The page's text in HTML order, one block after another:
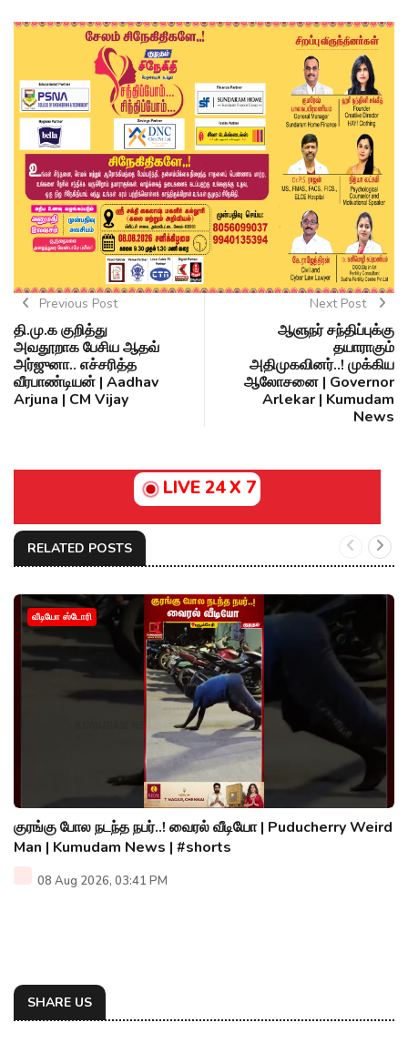
Previous Post
தி.மு.க குறித்து
அவதூறாக பேசிய ஆதவ்
அர்ஜுனா.. எச்சரித்த
வீரபாண்டியன் | Aadhav
Arjuna | CM Vijay
Next Post
ஆளுநர் சந்திப்புக்கு
தயாராகும்
அதிமுகவினர்..! முக்கிய
ஆலோசனை | Governor
Arlekar | Kumudam
News
LIVE 24 X 7
RELATED POSTS
வீடியோ ஸ்டோரி
குரங்கு போல நடந்த நபர்..! வைரல் வீடியோ | Puducherry Weird
Man | Kumudam News | #shorts
08 Aug 2026, 03:41 PM
SHARE US